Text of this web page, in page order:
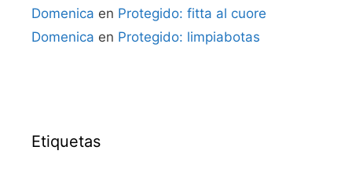
Domenica en Protegido: fitta al cuore
Domenica en Protegido: limpiabotas
Etiquetas